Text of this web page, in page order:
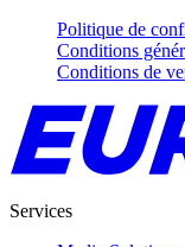
Politique de
Conditions
Conditions de
Services